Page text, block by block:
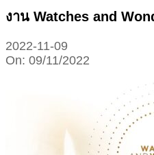
งาน Watches and
2022-11-09
On: 09/11/2022